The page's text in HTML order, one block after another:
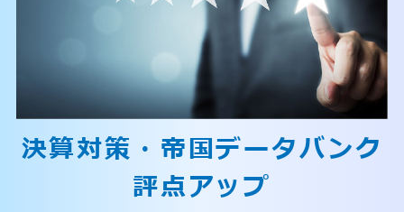
決算対策・ 帝国データバンク
評点アップ